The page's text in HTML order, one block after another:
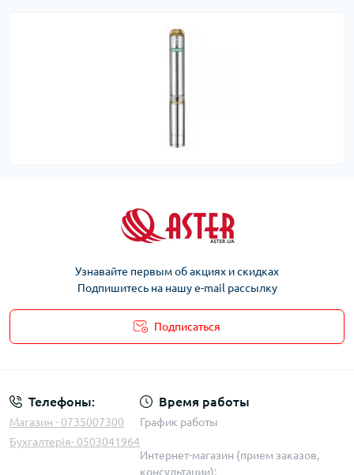
Узнавайте первым об акциях и скидках
Подпишитесь на нашу e-mail рассылку
Подписаться
Телефоны:
Магазин - 0735007300
Бухгалтерія- 0503041964
Время работы
График работы
Интернет-магазин (прием заказов,
консультации):